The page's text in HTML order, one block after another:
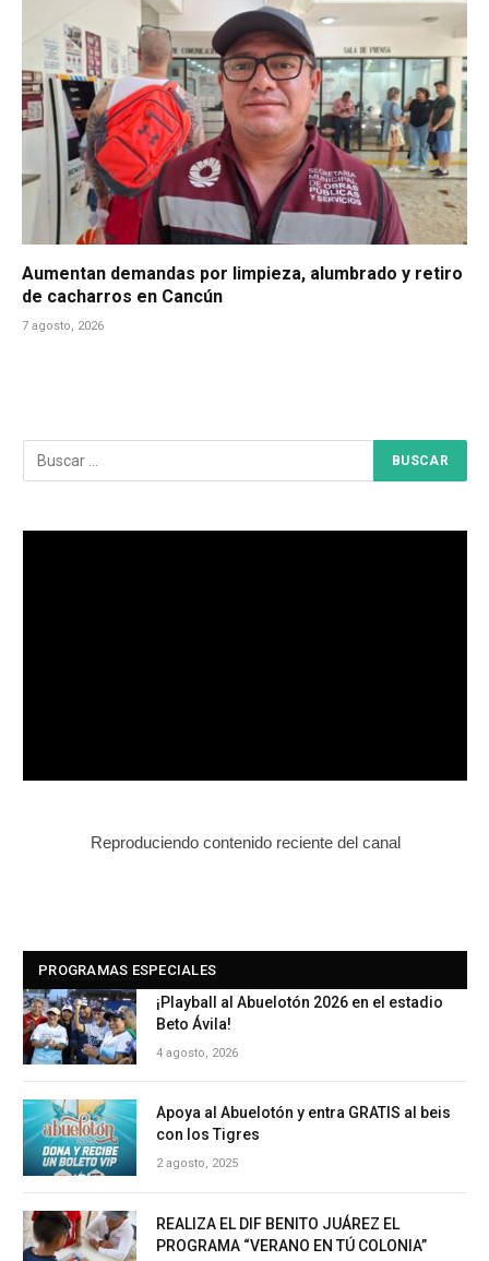
Aumentan demandas por limpieza, alumbrado y retiro
de cacharros en Cancún
7 agosto, 2026
Reproduciendo contenido reciente del canal
PROGRAMAS ESPECIALES
¡Playball al Abuelotón 2026 en el estadio
Beto Ávila!
4 agosto, 2026
Apoya al Abuelotón y entra GRATIS al beis
con los Tigres
2 agosto, 2025
REALIZA EL DIF BENITO JUÁREZ EL
PROGRAMA “VERANO EN TÚ COLONIA”